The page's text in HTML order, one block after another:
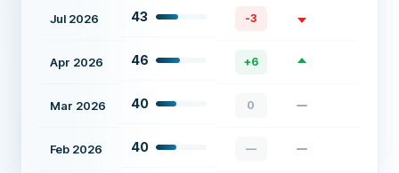
Jul 2026 43 -3
Apr 2026 46 +6
Mar 2026 40 0
Feb 2026 40 —